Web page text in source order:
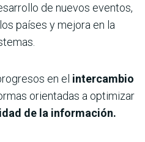
de nuevos eventos,
países y mejora en la
en el intercambio
orientadas a optimizar
de la información.